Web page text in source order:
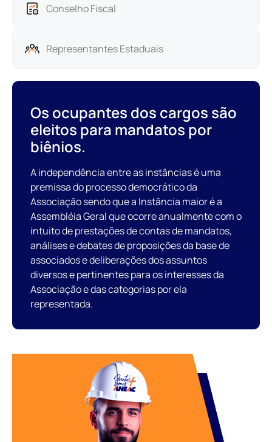
Conselho Fiscal
Representantes Estaduais
Os ocupantes dos cargos são
eleitos para mandatos por
biênios.
A independência entre as instâncias é uma
premissa do processo democrático da
Associação sendo que a Instância maior é a
Assembléia Geral que ocorre anualmente com o
intuito de prestações de contas de mandatos,
análises e debates de proposições da base de
associados e deliberações dos assuntos
diversos e pertinentes para os interesses da
Associação e das categorias por ela
representada.